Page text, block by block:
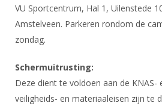
VU Sportcentrum, Hal 1, Uilenstede
Amstelveen. Parkeren rondom de
zondag.
Schermuitrusting:
Deze dient te voldoen aan de KNAS-
veiligheids- en materiaaleisen zijn te